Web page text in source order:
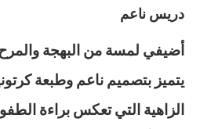
دريس ناعم
أضيفي لمسة من البهجة
يتميز بتصميم ناعم وطبعة
الزاهية التي تعكس براءة